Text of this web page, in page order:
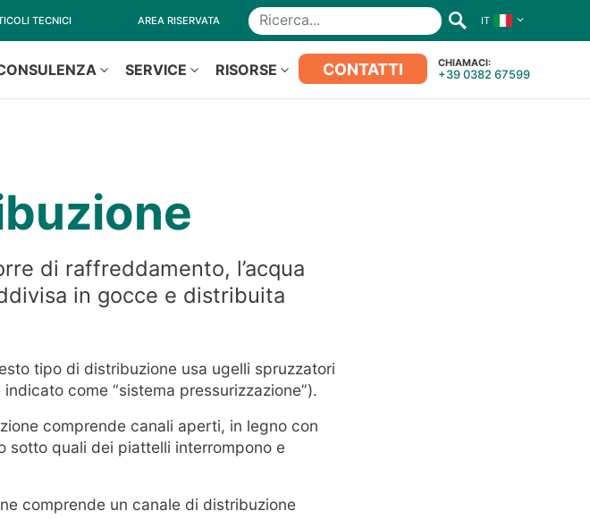
TECNICI AREA RISERVATA IT
SERVICE RISORSE CONTATTI CHIAMACI:
+39 0382 67599
di raffreddamento, l’acqua
in gocce e distribuita
tipo di distribuzione usa ugelli spruzzatori
come “sistema pressurizzazione”).
comprende canali aperti, in legno con
sotto quali dei piattelli interrompono e
comprende un canale di distribuzione